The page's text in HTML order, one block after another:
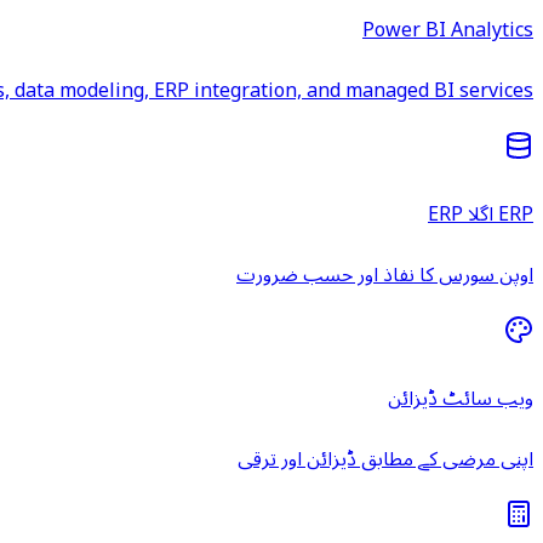
Power BI Analytics
data modeling, ERP integration, and managed BI services.
ERP اگلا ERP
اوپن سورس کا نفاذ اور حسب ضرورت
ویب سائٹ ڈیزائن
اپنی مرضی کے مطابق ڈیزائن اور ترقی